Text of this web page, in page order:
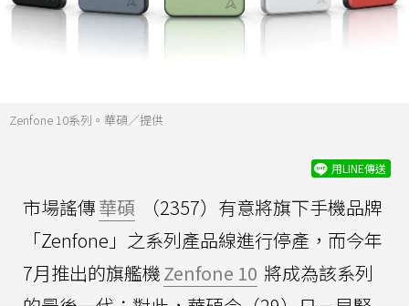
Zenfone 10系列。華碩／提供
用LINE傳送
市場謠傳華碩
（2357）有意將旗下手機品牌
「Zenfone」之系列產品線進行停產，而今年
7月推出的旗艦機Zenfone 10 將成為該系列